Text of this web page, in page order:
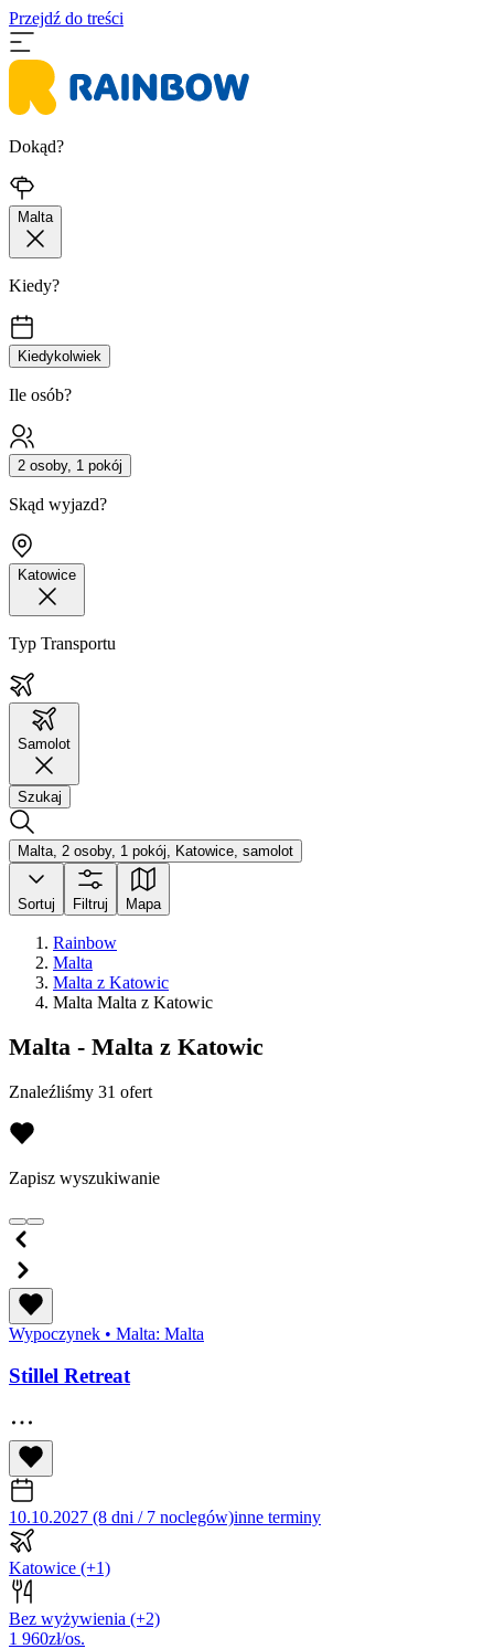
Przejdź do treści
Dokąd?
Malta
Kiedy?
Kiedykolwiek
Ile osób?
2 osoby, 1 pokój
Skąd wyjazd?
Katowice
Typ Transportu
Samolot
Szukaj
Malta, 2 osoby, 1 pokój, Katowice, samolot
Sortuj Filtruj Mapa
Rainbow
Malta
Malta z Katowic
Malta Malta z Katowic
Malta - Malta z Katowic
Znaleźliśmy 31 ofert
Zapisz wyszukiwanie
Wypoczynek • Malta: Malta
Stillel Retreat
10.10.2027 (8 dni / 7 noclegów)inne terminy
Katowice (+1)
Bez wyżywienia (+2)
1 960zł/os.